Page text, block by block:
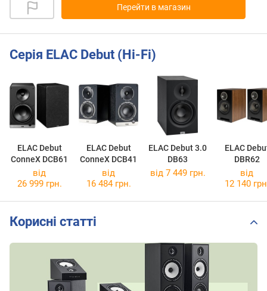
Перейти в магазин
Серія ELAC Debut (Hi-Fi)
ELAC Debut
ConneX DCB61
ELAC Debut
ConneX DCB41
ELAC Debut 3.0
DB63
ELAC
DBR62
від
26 999 грн.
від
16 484 грн.
від 7 449 грн.
від
12 140
Корисні статті